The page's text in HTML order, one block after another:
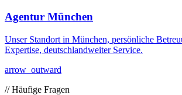
Agentur München
Unser Standort in München, persönliche
Expertise, deutschlandweiter Service.
arrow_outward
//Häufige Fragen